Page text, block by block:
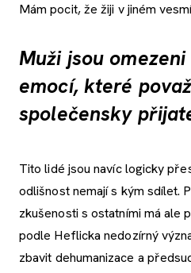
Mám pocit, že žiji v jiném
Muži jsou
emocí, které
společensky
Tito lidé jsou navíc logicky
odlišnost nemají s kým sdílet.
zkušenosti s ostatními má ale
podle Heflicka nedozírný
zbavit dehumanizace a